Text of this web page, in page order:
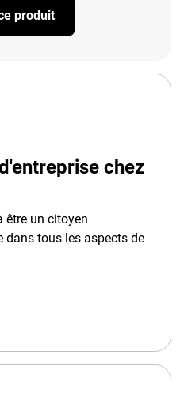
produit
chez
être un citoyen
dans tous les aspects de